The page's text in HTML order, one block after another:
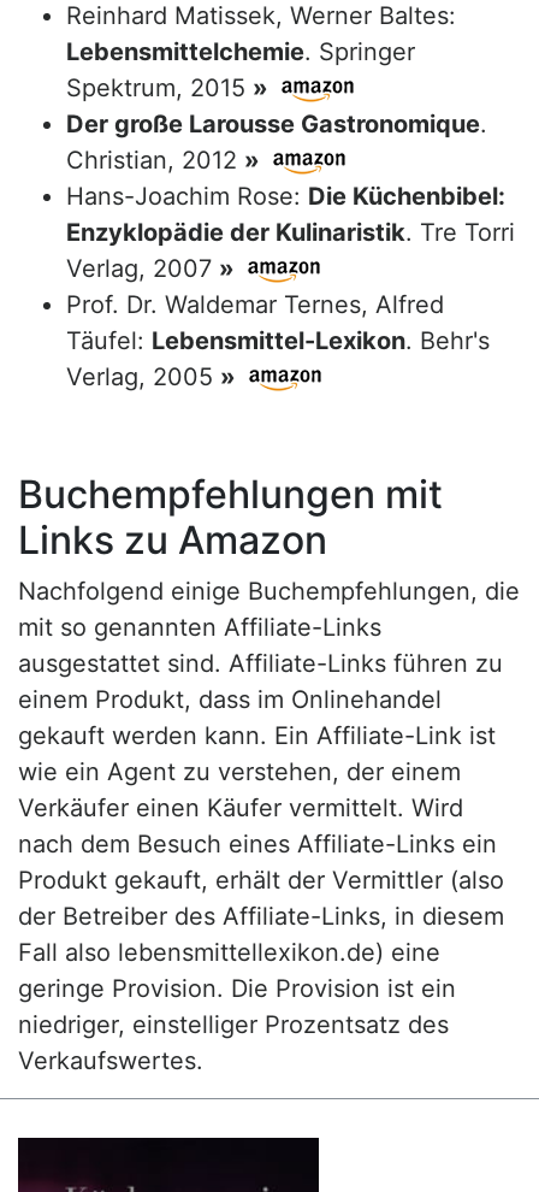
Reinhard Matissek, Werner Baltes:
Lebensmittelchemie. Springer
Spektrum, 2015 »
Der große Larousse Gastronomique.
Christian, 2012 »
Hans-Joachim Rose: Die Küchenbibel:
Enzyklopädie der Kulinaristik. Tre Torri
Verlag, 2007 »
Prof. Dr. Waldemar Ternes, Alfred
Täufel: Lebensmittel-Lexikon. Behr's
Verlag, 2005 »
Buchempfehlungen mit
Links zu Amazon
Nachfolgend einige Buchempfehlungen, die
mit so genannten Affiliate-Links
ausgestattet sind. Affiliate-Links führen zu
einem Produkt, dass im Onlinehandel
gekauft werden kann. Ein Affiliate-Link ist
wie ein Agent zu verstehen, der einem
Verkäufer einen Käufer vermittelt. Wird
nach dem Besuch eines Affiliate-Links ein
Produkt gekauft, erhält der Vermittler (also
der Betreiber des Affiliate-Links, in diesem
Fall also lebensmittellexikon.de) eine
geringe Provision. Die Provision ist ein
niedriger, einstelliger Prozentsatz des
Verkaufswertes.